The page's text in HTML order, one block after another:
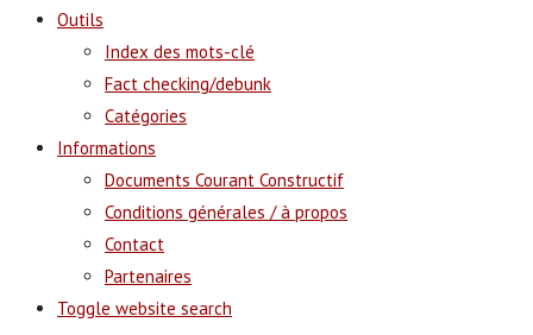
Outils
Index des mots-clé
Fact checking/debunk
Catégories
Informations
Documents Courant Constructif
Conditions générales / à propos
Contact
Partenaires
Toggle website search